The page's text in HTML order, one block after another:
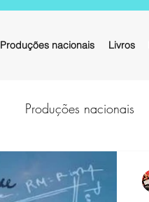
Produções nacionais Livros
Produções nacionais